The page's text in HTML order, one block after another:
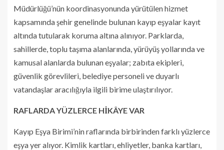
Müdürlüğü’nün koordinasyonunda yürütülen hizmet
kapsamında şehir genelinde bulunan kayıp eşyalar kayıt
altında tutularak koruma altına alınıyor. Parklarda,
sahillerde, toplu taşıma alanlarında, yürüyüş yollarında ve
kamusal alanlarda bulunan eşyalar; zabıta ekipleri,
güvenlik görevlileri, belediye personeli ve duyarlı
vatandaşlar aracılığıyla ilgili birime ulaştırılıyor.
RAFLARDA YÜZLERCE HİKÂYE VAR
Kayıp Eşya Birimi’nin raflarında birbirinden farklı yüzlerce
eşya yer alıyor. Kimlik kartları, ehliyetler, banka kartları,